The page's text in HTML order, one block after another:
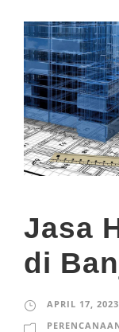
Jasa
di
APRIL 17, 2023